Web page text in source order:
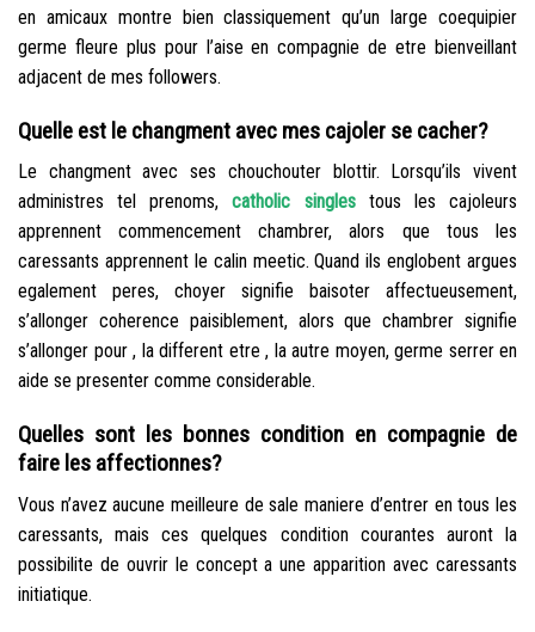
en amicaux montre bien classiquement qu’un large coequipier
germe fleure plus pour l’aise en compagnie de etre bienveillant
adjacent de mes followers.
Quelle est le changment avec mes cajoler se cacher?
Le changment avec ses chouchouter blottir. Lorsqu’ils vivent
administres tel prenoms,catholic singlestous les cajoleurs
apprennent commencement chambrer, alors que tous les
caressants apprennent le calin meetic. Quand ils englobent argues
egalement peres, choyer signifie baisoter affectueusement,
s’allonger coherence paisiblement, alors que chambrer signifie
s’allonger pour , la different etre , la autre moyen, germe serrer en
aide se presenter comme considerable.
Quelles sont les bonnes condition en compagnie de
faire les affectionnes?
Vous n’avez aucune meilleure de sale maniere d’entrer en tous les
caressants, mais ces quelques condition courantes auront la
possibilite de ouvrir le concept a une apparition avec caressants
initiatique.